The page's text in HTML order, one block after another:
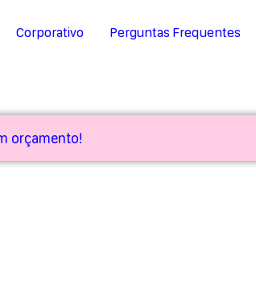
Corporativo Perguntas Frequentes
orçamento!